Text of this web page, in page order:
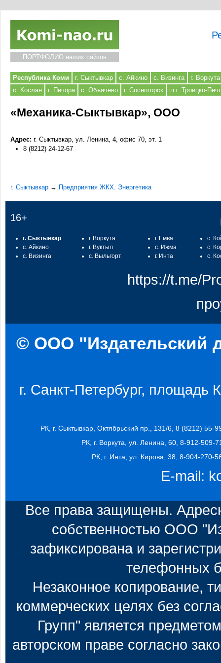
ПОРТФОЛИО наших сайтов
Республика Коми г. Сыктывкар с. Айкино с. Визинга
г. Воркута
с. Кослан
г. Печора с. Объячево г. Сосногорск пгт. Троицко-
«Механика-Сыктывкар», ООО
Адрес: г. Сыктывкар, ул. Ленина, 4, офис 70, эт. 1
8 (8212) 24-12-67
г. Сыктывкар → Предприятия ЖКХ. Энергетика
16+
г. Сыктывкар
с. Айкино
с. Визинга
г. Воркута
г. Вуктыл
с. Выльгорт
г. Емва
с. Ижма
г. Инта
с.
с.
с.
https://t.me/
© ООО "Издательский
г. Санкт-Петербург, площадь
РК, г. Сыктывкар, Октябрьский пр., 131/6, 8 (8212) 55-
РК, г. Воркута, ул. Ленина, 60, 8-912-509-
РК, г. Инта, ул. Кирова, 38, 8-904-270-
E-mail:
Все права защищены.
собственностью ООО
зафиксирована и
телефонных
Незаконное копирование,
коммерческих целях без
Групп" является
авторском праве согласно